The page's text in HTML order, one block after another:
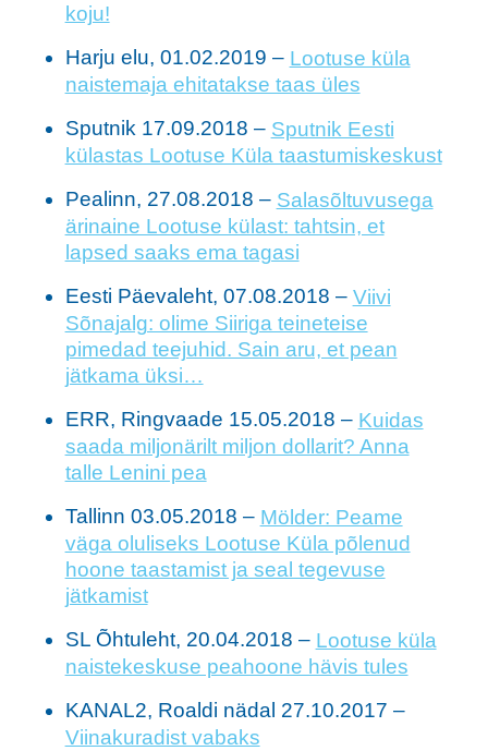
koju!
Harju elu, 01.02.2019 – Lootuse küla
naistemaja ehitatakse taas üles
Sputnik 17.09.2018 – Sputnik Eesti
külastas Lootuse Küla taastumiskeskust
Pealinn, 27.08.2018 – Salasõltuvusega
ärinaine Lootuse külast: tahtsin, et
lapsed saaks ema tagasi
Eesti Päevaleht, 07.08.2018 – Viivi
Sõnajalg: olime Siiriga teineteise
pimedad teejuhid. Sain aru, et pean
jätkama üksi…
ERR, Ringvaade 15.05.2018 – Kuidas
saada miljonärilt miljon dollarit? Anna
talle Lenini pea
Tallinn 03.05.2018 – Mölder: Peame
väga oluliseks Lootuse Küla põlenud
hoone taastamist ja seal tegevuse
jätkamist
SL Õhtuleht, 20.04.2018 – Lootuse küla
naistekeskuse peahoone hävis tules
KANAL2, Roaldi nädal 27.10.2017 –
Viinakuradist vabaks